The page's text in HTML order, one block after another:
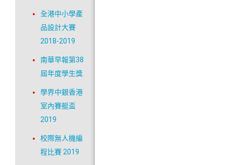
全港中小學產
品設計大賽
2018-2019
南華早報第38
屆年度學生獎
學界中銀香港
室內賽艇盃
2019
校際無人機編
程比賽 2019